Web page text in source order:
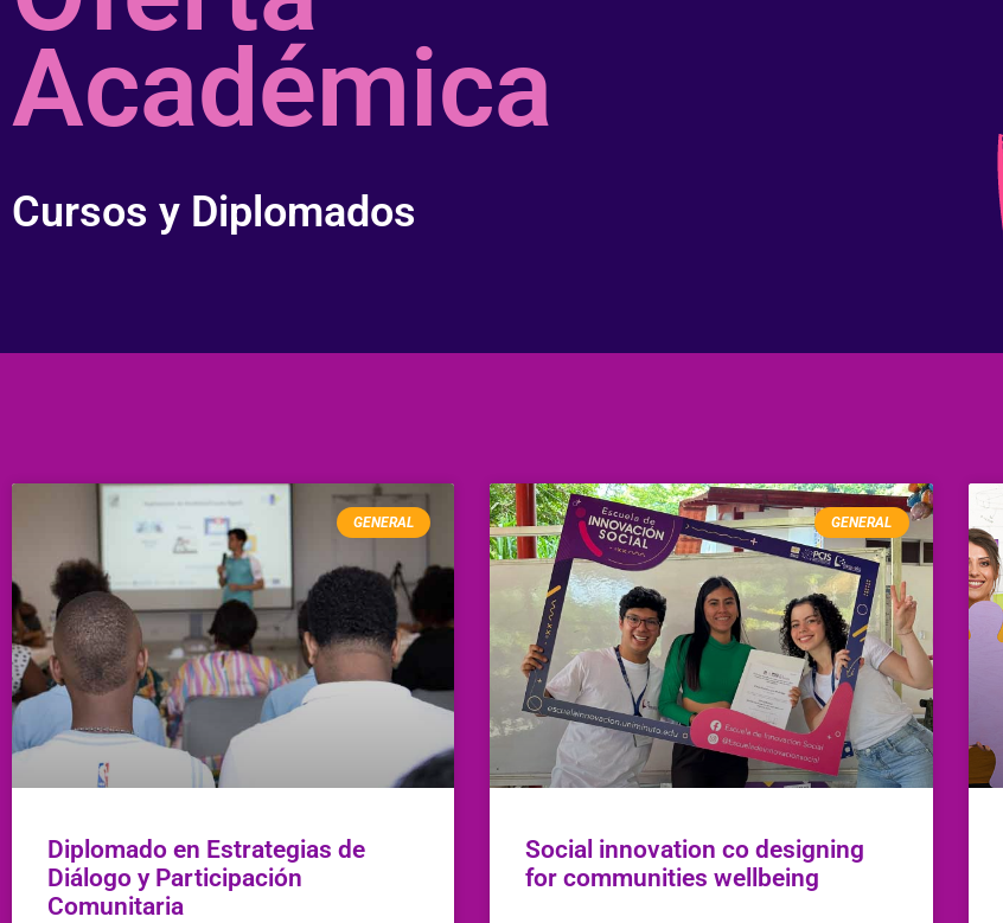
Académica
Cursos y Diplomados
GENERAL
Diplomado en Estrategias de
Diálogo y Participación
Comunitaria
GENERAL
Social innovation co designing
for communities wellbeing